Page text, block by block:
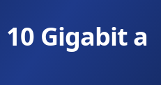
Gigabit a